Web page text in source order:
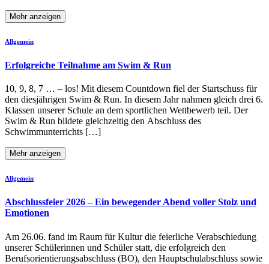
Mehr anzeigen
Allgemein
Erfolgreiche Teilnahme am Swim & Run
10, 9, 8, 7 … – los! Mit diesem Countdown fiel der Startschuss für
den diesjährigen Swim & Run. In diesem Jahr nahmen gleich drei 6.
Klassen unserer Schule an dem sportlichen Wettbewerb teil. Der
Swim & Run bildete gleichzeitig den Abschluss des
Schwimmunterrichts […]
Mehr anzeigen
Allgemein
Abschlussfeier 2026 – Ein bewegender Abend voller Stolz und
Emotionen
Am 26.06. fand im Raum für Kultur die feierliche Verabschiedung
unserer Schülerinnen und Schüler statt, die erfolgreich den
Berufsorientierungsabschluss (BO), den Hauptschulabschluss sowie